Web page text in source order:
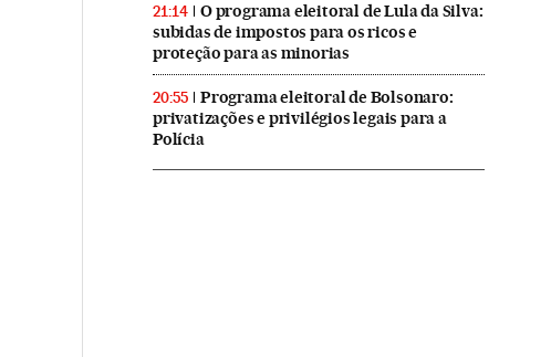
21:14
O programa eleitoral de Lula da Silva:
subidas de impostos para os ricos e
proteção para as minorias
20:55
Programa eleitoral de Bolsonaro:
privatizações e privilégios legais para a
Polícia